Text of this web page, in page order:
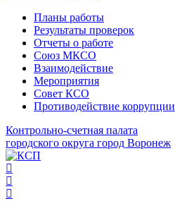
Планы работы
Результаты проверок
Отчеты о работе
Союз МКСО
Взаимодействие
Мероприятия
Совет КСО
Противодействие коррупции
Контрольно-счетная палата
городского округа город Воронеж